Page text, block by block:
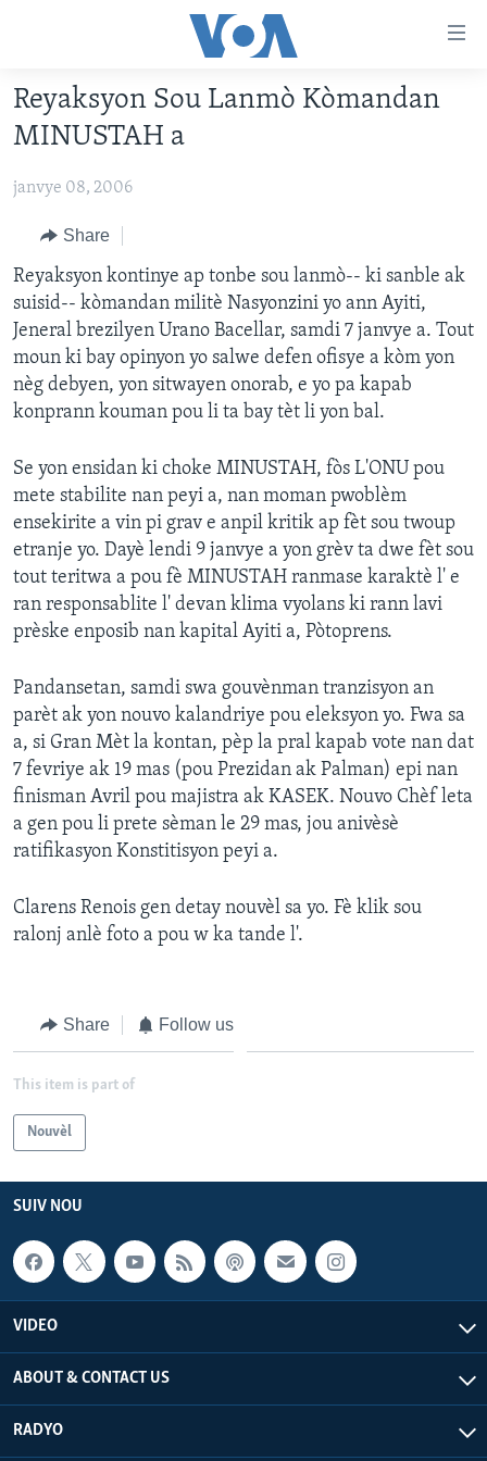
Skip
to
main
Skip
Navigation
Skip
to
Search
AYITI
AMERIK LATIN
ENTÈNASYONAL
VIDEO
FLASHPOINT IKRÈN
Learning English
SUIV NOU
Languages
Reyaksyon Sou Lanmò Kòmandan
MINUSTAH a
janvye 08, 2006
Share
Reyaksyon kontinye ap tonbe sou lanmò-- ki sanble ak
suisid-- kòmandan militè Nasyonzini yo ann Ayiti,
Jeneral brezilyen Urano Bacellar, samdi 7 janvye a. Tout
moun ki bay opinyon yo salwe defen ofisye a kòm yon
nèg debyen, yon sitwayen onorab, e yo pa kapab
konprann kouman pou li ta bay tèt li yon bal.
Se yon ensidan ki choke MINUSTAH, fòs L'ONU pou
mete stabilite nan peyi a, nan moman pwoblèm
ensekirite a vin pi grav e anpil kritik ap fèt sou twoup
etranje yo. Dayè lendi 9 janvye a yon grèv ta dwe fèt sou
tout teritwa a pou fè MINUSTAH ranmase karaktè l' e
ran responsablite l' devan klima vyolans ki rann lavi
prèske enposib nan kapital Ayiti a, Pòtoprens.
Pandansetan, samdi swa gouvènman tranzisyon an
parèt ak yon nouvo kalandriye pou eleksyon yo. Fwa sa
a, si Gran Mèt la kontan, pèp la pral kapab vote nan dat
7 fevriye ak 19 mas (pou Prezidan ak Palman) epi nan
finisman Avril pou majistra ak KASEK. Nouvo Chèf leta
a gen pou li prete sèman le 29 mas, jou anivèsè
ratifikasyon Konstitisyon peyi a.
Clarens Renois gen detay nouvèl sa yo. Fè klik sou
ralonj anlè foto a pou w ka tande l'.
Share Follow us
This item is part of
Nouvèl
SUIV NOU
VIDEO
ABOUT & CONTACT US
RADYO